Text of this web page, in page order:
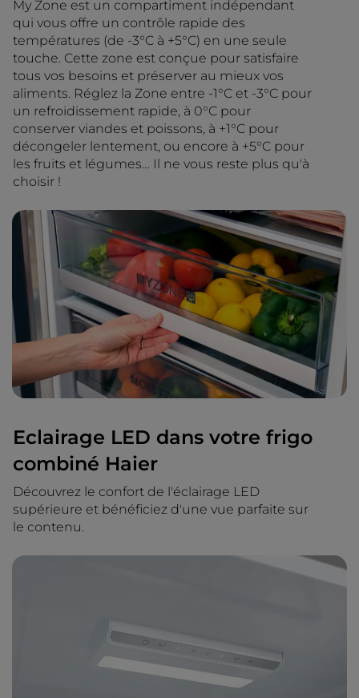
My Zone est un compartiment indépendant
qui vous offre un contrôle rapide des
températures (de -3°C à +5°C) en une seule
touche. Cette zone est conçue pour satisfaire
tous vos besoins et préserver au mieux vos
aliments. Réglez la Zone entre -1°C et -3°C pour
un refroidissement rapide, à 0°C pour
conserver viandes et poissons, à +1°C pour
décongeler lentement, ou encore à +5°C pour
les fruits et légumes… Il ne vous reste plus qu'à
choisir !
Eclairage LED dans votre frigo
combiné Haier
Découvrez le confort de l'éclairage LED
supérieure et bénéficiez d'une vue parfaite sur
le contenu.